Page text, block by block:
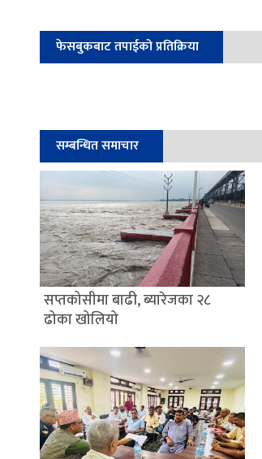
फेसबुकबाट तपाईको प्रतिक्रिया
सम्बन्धित समाचार
सप्तकोसीमा बाढी, ब्यारेजका २८
ढोका खोलियो